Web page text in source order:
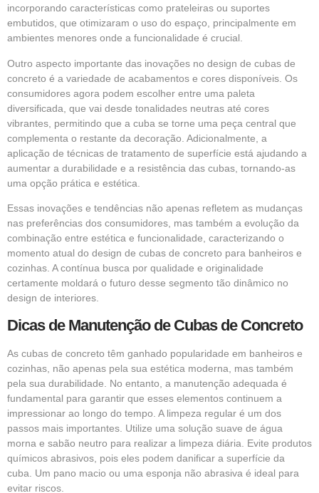
incorporando características como prateleiras ou suportes
embutidos, que otimizaram o uso do espaço, principalmente em
ambientes menores onde a funcionalidade é crucial.
Outro aspecto importante das inovações no design de cubas de
concreto é a variedade de acabamentos e cores disponíveis. Os
consumidores agora podem escolher entre uma paleta
diversificada, que vai desde tonalidades neutras até cores
vibrantes, permitindo que a cuba se torne uma peça central que
complementa o restante da decoração. Adicionalmente, a
aplicação de técnicas de tratamento de superfície está ajudando a
aumentar a durabilidade e a resistência das cubas, tornando-as
uma opção prática e estética.
Essas inovações e tendências não apenas refletem as mudanças
nas preferências dos consumidores, mas também a evolução da
combinação entre estética e funcionalidade, caracterizando o
momento atual do design de cubas de concreto para banheiros e
cozinhas. A contínua busca por qualidade e originalidade
certamente moldará o futuro desse segmento tão dinâmico no
design de interiores.
Dicas de Manutenção de Cubas de Concreto
As cubas de concreto têm ganhado popularidade em banheiros e
cozinhas, não apenas pela sua estética moderna, mas também
pela sua durabilidade. No entanto, a manutenção adequada é
fundamental para garantir que esses elementos continuem a
impressionar ao longo do tempo. A limpeza regular é um dos
passos mais importantes. Utilize uma solução suave de água
morna e sabão neutro para realizar a limpeza diária. Evite produtos
químicos abrasivos, pois eles podem danificar a superfície da
cuba. Um pano macio ou uma esponja não abrasiva é ideal para
evitar riscos.